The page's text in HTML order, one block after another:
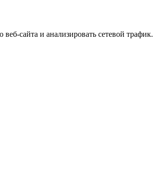
сайта и анализировать сетевой трафик.